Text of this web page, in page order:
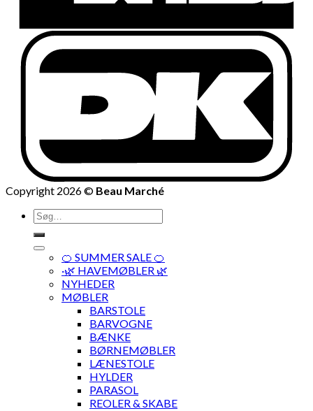
Copyright 2026 © Beau Marché
Søg
efter:
🍊 SUMMER SALE 🍊
·🌿 HAVEMØBLER 🌿
NYHEDER
MØBLER
BARSTOLE
BARVOGNE
BÆNKE
BØRNEMØBLER
LÆNESTOLE
HYLDER
PARASOL
REOLER & SKABE